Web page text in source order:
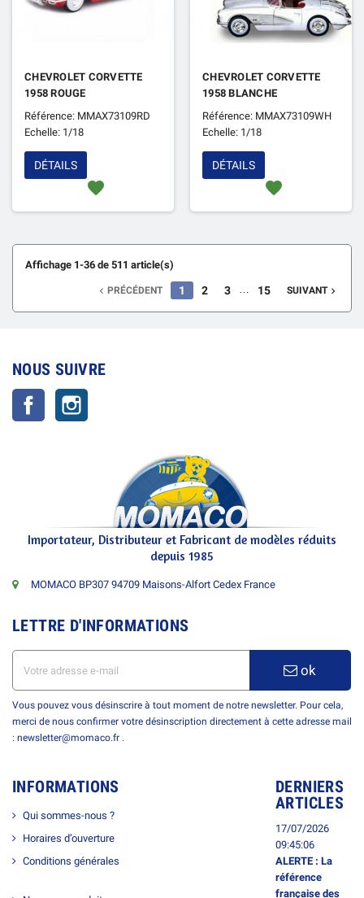
CHEVROLET CORVETTE
1958 ROUGE
Référence: MMAX73109RD
Echelle: 1/18
favorite
DÉTAILS
CHEVROLET CORVETTE
1958 BLANCHE
Référence: MMAX73109WH
Echelle: 1/18
favorite
DÉTAILS
Affichage 1-36 de 511 article(s)
 PRÉCÉDENT 1 2 3 … 15 SUIVANT
NOUS SUIVRE
Facebook
Importateur, Distributeur et Fabricant de modèles réduits
depuis 1985
MOMACO BP307 94709 Maisons-Alfort Cedex France
LETTRE D'INFORMATIONS
ok
Vous pouvez vous désinscrire à tout moment de notre newsletter. Pour cela,
merci de nous confirmer votre désinscription directement à cette adresse mail
: newsletter@momaco.fr .
INFORMATIONS
Qui sommes-nous ?
Horaires d’ouverture
Conditions générales
DERNIERS
ARTICLES
17/07/2026
09:45:06
ALERTE : La
référence
française des